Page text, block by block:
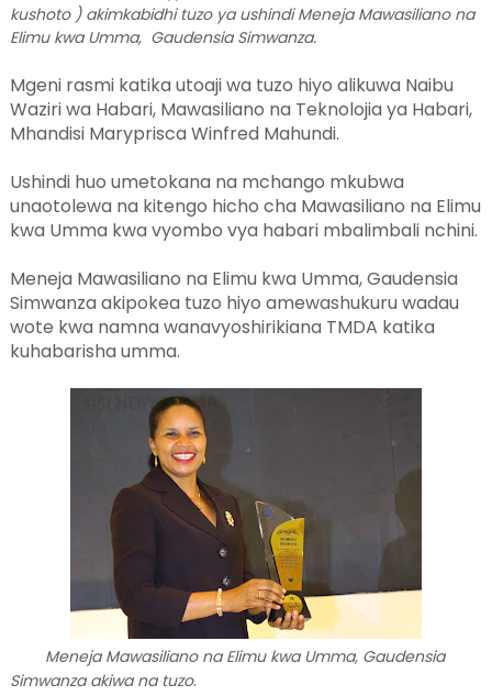
kushoto ) akimkabidhi tuzo ya ushindi Meneja Mawasiliano na
Elimu kwa Umma, Gaudensia Simwanza.
Mgeni rasmi katika utoaji wa tuzo hiyo alikuwa Naibu
Waziri wa Habari, Mawasiliano na Teknolojia ya Habari,
Mhandisi Maryprisca Winfred Mahundi.
Ushindi huo umetokana na mchango mkubwa
unaotolewa na kitengo hicho cha Mawasiliano na Elimu
kwa Umma kwa vyombo vya habari mbalimbali nchini.
Meneja Mawasiliano na Elimu kwa Umma, Gaudensia
Simwanza akipokea tuzo hiyo amewashukuru wadau
wote kwa namna wanavyoshirikiana TMDA katika
kuhabarisha umma.
Meneja Mawasiliano na Elimu kwa Umma, Gaudensia
Simwanza akiwa na tuzo.